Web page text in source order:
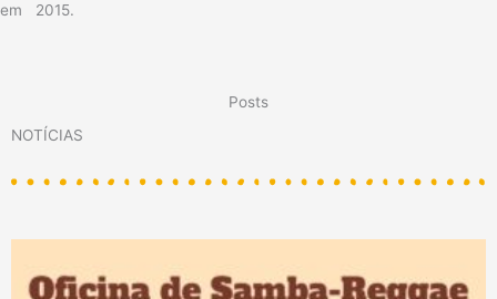
em 2015.
Posts
NOTÍCIAS